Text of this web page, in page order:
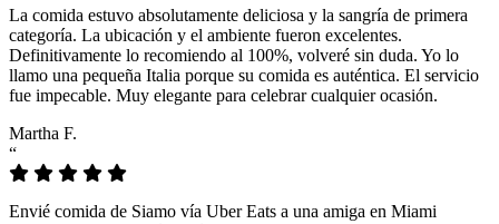
La comida estuvo absolutamente deliciosa y la sangría de primera
categoría. La ubicación y el ambiente fueron excelentes.
Definitivamente lo recomiendo al 100%, volveré sin duda. Yo lo
llamo una pequeña Italia porque su comida es auténtica. El servicio
fue impecable. Muy elegante para celebrar cualquier ocasión.
Martha F.
“
Envié comida de Siamo vía Uber Eats a una amiga en Miami